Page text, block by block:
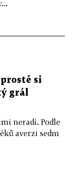
si
grál
neradi. Podle
averzi sedm